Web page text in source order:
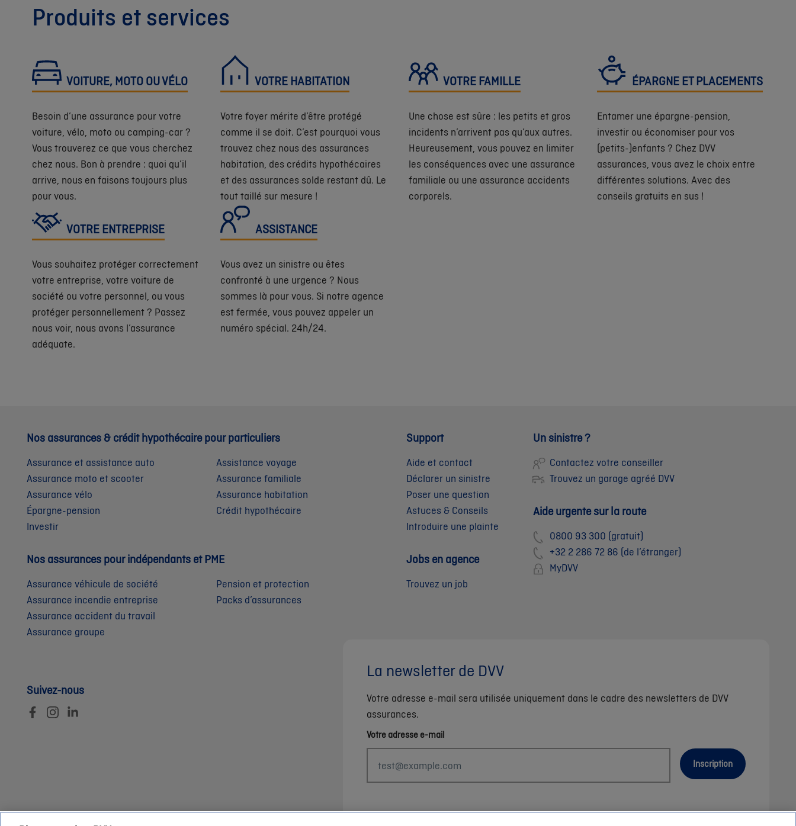
Produits et services
VOITURE, MOTO OU VÉLO
Besoin d’une assurance pour votre
voiture, vélo, moto ou camping-car ?
Vous trouverez ce que vous cherchez
chez nous. Bon à prendre : quoi qu’il
arrive, nous en faisons toujours plus
pour vous.
VOTRE HABITATION
Votre foyer mérite d’être protégé
comme il se doit. C’est pourquoi vous
trouvez chez nous des assurances
habitation, des crédits hypothécaires
et des assurances solde restant dû. Le
tout taillé sur mesure !
VOTRE FAMILLE
Une chose est sûre : les petits et gros
incidents n’arrivent pas qu’aux autres.
Heureusement, vous pouvez en limiter
les conséquences avec une assurance
familiale ou une assurance accidents
corporels.
ÉPARGNE ET PLACEMENTS
Entamer une épargne-pension,
investir ou économiser pour vos
(petits-)enfants ? Chez DVV
assurances, vous avez le choix entre
différentes solutions. Avec des
conseils gratuits en sus !
VOTRE ENTREPRISE
Vous souhaitez protéger correctement
votre entreprise, votre voiture de
société ou votre personnel, ou vous
protéger personnellement ? Passez
nous voir, nous avons l’assurance
adéquate.
ASSISTANCE
Vous avez un sinistre ou êtes
confronté à une urgence ? Nous
sommes là pour vous. Si notre agence
est fermée, vous pouvez appeler un
numéro spécial. 24h/24.
Nos assurances & crédit hypothécaire pour particuliers
Assurance et assistance auto
Assistance voyage
Assurance moto et scooter
Assurance familiale
Assurance vélo
Assurance habitation
Épargne-pension
Crédit hypothécaire
Investir
Nos assurances pour indépendants et PME
Assurance véhicule de société
Pension et protection
Assurance incendie entreprise
Packs d’assurances
Assurance accident du travail
Assurance groupe
Support
Aide et contact
Déclarer un sinistre
Poser une question
Astuces & Conseils
Introduire une plainte
Jobs en agence
Trouvez un job
Un sinistre ?
Contactez votre conseiller
Trouvez un garage agréé DVV
Aide urgente sur la route
0800 93 300 (gratuit)
+32 2 286 72 86 (de l’étranger)
MyDVV
Suivez-nous
La newsletter de DVV
Votre adresse e-mail sera utilisée uniquement dans le cadre des newsletters de DVV
assurances.
Votre adresse e-mail
Inscription